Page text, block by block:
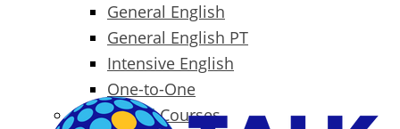
General English
General English PT
Intensive English
One-to-One
Specialized Courses